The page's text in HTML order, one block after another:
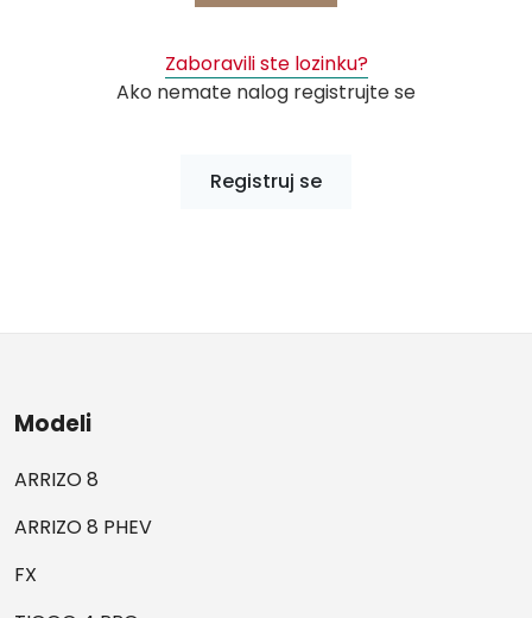
Zaboravili ste lozinku?
Ako nemate nalog registrujte se
Registruj se
Modeli
ARRIZO 8
ARRIZO 8 PHEV
FX